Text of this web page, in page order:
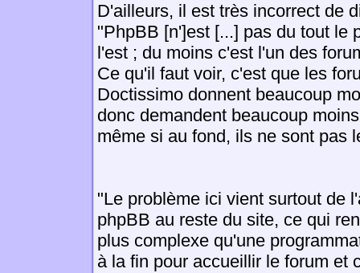
D'ailleurs, il est très incorrect de
"PhpBB [n']est [...] pas du tout le
l'est ; du moins c'est l'un des
Ce qu'il faut voir, c'est que les
Doctissimo donnent beaucoup
donc demandent beaucoup
même si au fond, ils ne sont pas
"Le problème ici vient surtout de
phpBB au reste du site, ce qui
plus complexe qu'une
à la fin pour accueillir le forum et